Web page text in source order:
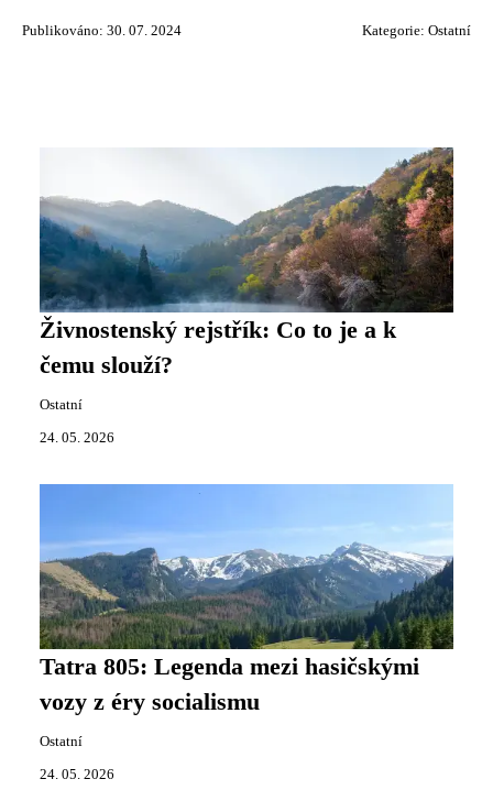
Publikováno: 30. 07. 2024 Kategorie: Ostatní
Živnostenský rejstřík: Co to je a k
čemu slouží?
Ostatní
24. 05. 2026
Tatra 805: Legenda mezi hasičskými
vozy z éry socialismu
Ostatní
24. 05. 2026